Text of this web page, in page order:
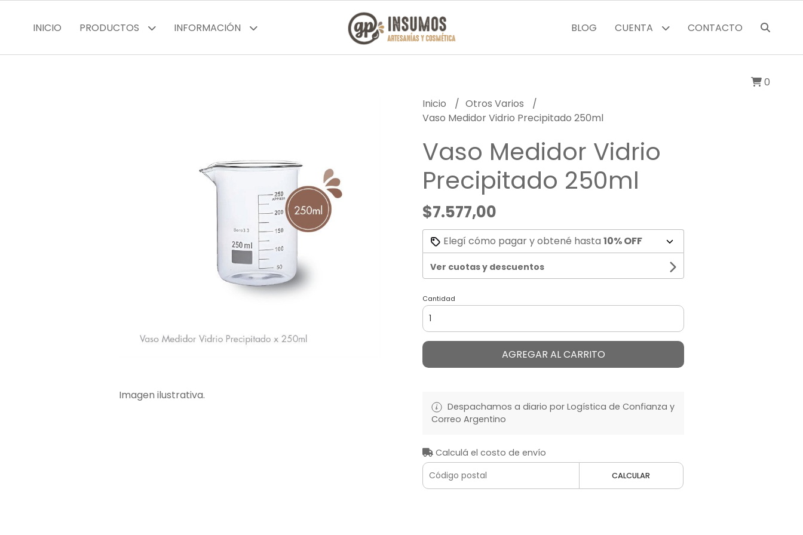
INICIO PRODUCTOS INFORMACIÓN BLOG CUENTA CONTACTO
0
Imagen ilustrativa.
Inicio
Otros Varios
Vaso Medidor Vidrio Precipitado 250ml
Vaso Medidor Vidrio
Precipitado 250ml
$7.577,00
Elegí cómo pagar y obtené hasta 10% OFF
Ver cuotas y descuentos
Cantidad
AGREGAR AL CARRITO
Despachamos a diario por Logística de Confianza y
Correo Argentino
Calculá el costo de envío
CALCULAR